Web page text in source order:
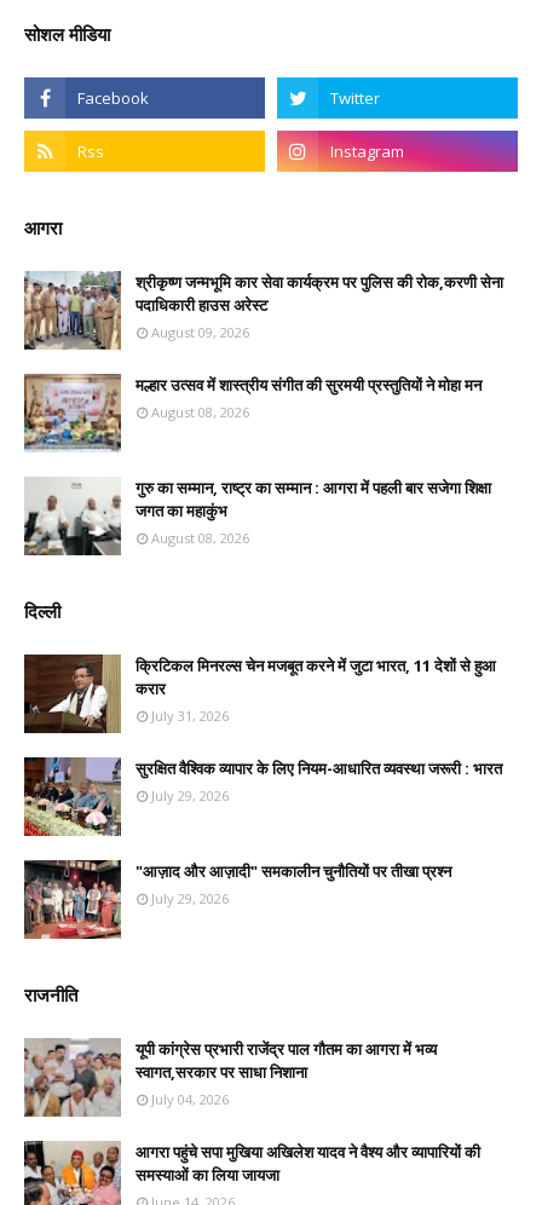
सोशल मीडिया
आगरा
श्रीकृष्ण जन्मभूमि कार सेवा कार्यक्रम पर पुलिस की रोक,करणी सेना
पदाधिकारी हाउस अरेस्ट
August 09, 2026
मल्हार उत्सव में शास्त्रीय संगीत की सुरमयी प्रस्तुतियों ने मोहा मन
August 08, 2026
गुरु का सम्मान, राष्ट्र का सम्मान : आगरा में पहली बार सजेगा शिक्षा
जगत का महाकुंभ
August 08, 2026
दिल्ली
क्रिटिकल मिनरल्स चेन मजबूत करने में जुटा भारत, 11 देशों से हुआ
करार
July 31, 2026
सुरक्षित वैश्विक व्यापार के लिए नियम-आधारित व्यवस्था जरूरी : भारत
July 29, 2026
"आज़ाद और आज़ादी" समकालीन चुनौतियों पर तीखा प्रश्न
July 29, 2026
राजनीति
यूपी कांग्रेस प्रभारी राजेंद्र पाल गौतम का आगरा में भव्य
स्वागत,सरकार पर साधा निशाना
July 04, 2026
आगरा पहुंचे सपा मुखिया अखिलेश यादव ने वैश्य और व्यापारियों की
समस्याओं का लिया जायजा